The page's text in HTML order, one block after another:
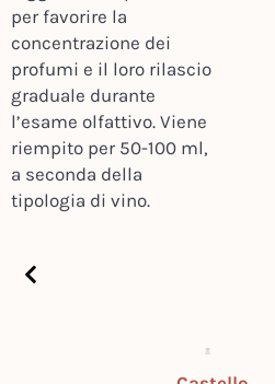
per favorire la
concentrazione dei
profumi e il loro rilascio
graduale durante
l’esame olfattivo. Viene
riempito per 50-100 ml,
a seconda della
tipologia di vino.